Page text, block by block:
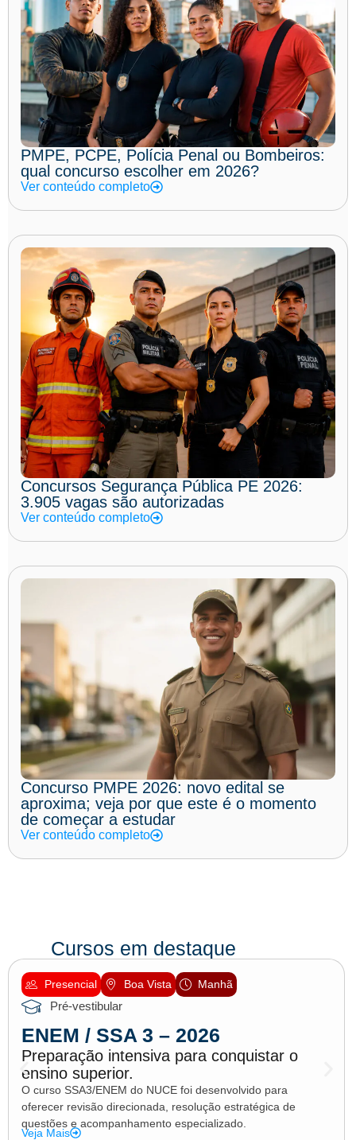
PMPE, PCPE, Polícia Penal ou Bombeiros:
qual concurso escolher em 2026?
Ver conteúdo completo
Concursos Segurança Pública PE 2026:
3.905 vagas são autorizadas
Ver conteúdo completo
Concurso PMPE 2026: novo edital se
aproxima; veja por que este é o momento
de começar a estudar
Ver conteúdo completo
Cursos em destaque
Presencial Boa Vista Manhã
Pré-vestibular
ENEM / SSA 3 – 2026
Preparação intensiva para conquistar o
ensino superior.
O curso SSA3/ENEM do NUCE foi desenvolvido para
oferecer revisão direcionada, resolução estratégica de
questões e acompanhamento especializado.
Veja Mais